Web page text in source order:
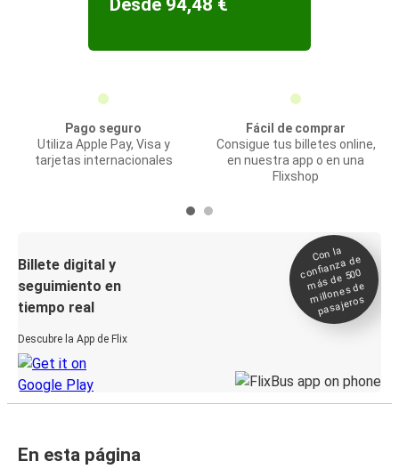
Desde 94,48 €
Pago seguro
Utiliza Apple Pay, Visa y
tarjetas internacionales
Fácil de comprar
Consigue tus billetes online,
en nuestra app o en una
Flixshop
Billete digital y
seguimiento en
tiempo real
Descubre la App de Flix
Con la
confianza de
más de 500
millones de
pasajeros
En esta página